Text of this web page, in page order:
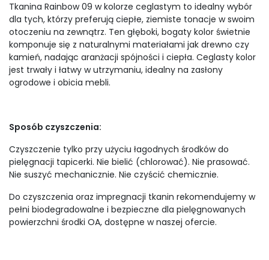
Tkanina Rainbow 09 w kolorze ceglastym to idealny wybór
dla tych, którzy preferują ciepłe, ziemiste tonacje w swoim
otoczeniu na zewnątrz. Ten głęboki, bogaty kolor świetnie
komponuje się z naturalnymi materiałami jak drewno czy
kamień, nadając aranżacji spójności i ciepła. Ceglasty kolor
jest trwały i łatwy w utrzymaniu, idealny na zasłony
ogrodowe i obicia mebli.
Sposób czyszczenia:
Czyszczenie tylko przy użyciu łagodnych środków do
pielęgnacji tapicerki. Nie bielić (chlorować). Nie prasować.
Nie suszyć mechanicznie. Nie czyścić chemicznie.
Do czyszczenia oraz impregnacji tkanin rekomendujemy w
pełni biodegradowalne i bezpieczne dla pielęgnowanych
powierzchni środki OA, dostępne w naszej ofercie.